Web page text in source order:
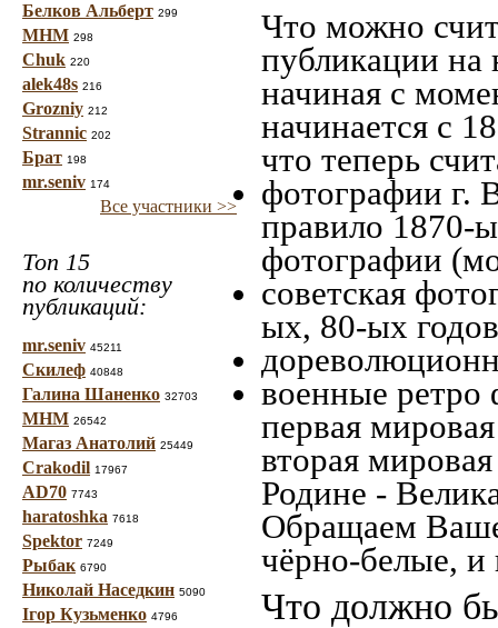
Белков Альберт 299
МНМ 298
Chuk 220
alek48s 216
Grozniy 212
Strannic 202
Брат 198
mr.seniv 174
Все участники >>
Топ 15
по количеству
публикаций:
mr.seniv 45211
Скилеф 40848
Галина Шаненко 32703
МНМ 26542
Магаз Анатолий 25449
Crakodil 17967
AD70 7743
haratoshka 7618
Spektor 7249
Рыбак 6790
Николай Наседкин 5090
Ігор Кузьменко 4796
Что можно
публикации
начиная c
начинается с
что теперь
фотографии г.
правило 1870-
фотографии
советская
ых, 80-ых
военные ретро
первая
вторая
Родине -
Обращаем
чёрно-белые, и
Что должно